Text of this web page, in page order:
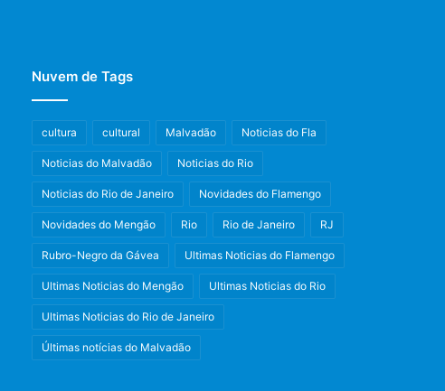
Nuvem de Tags
cultura cultural Malvadão Noticias do Fla
Noticias do Malvadão Noticias do Rio
Noticias do Rio de Janeiro Novidades do Flamengo
Novidades do Mengão Rio Rio de Janeiro RJ
Rubro-Negro da Gávea Ultimas Noticias do Flamengo
Ultimas Noticias do Mengão Ultimas Noticias do Rio
Ultimas Noticias do Rio de Janeiro
Últimas notícias do Malvadão